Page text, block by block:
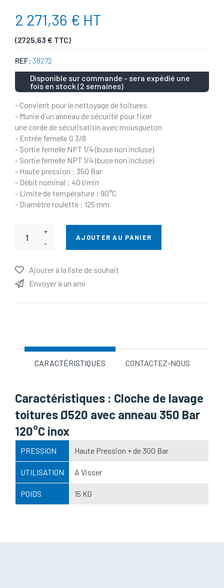
2 271,36 € HT
(2725,63 € TTC)
REF: 38272
Disponible sur commande - sera expédié une
fois en stock (2 semaines)
- Convient pour le nettoyage de toitures
- Munie d'un anneau de sécurité pour fixer
une corde de sécurisation avec mousqueton
- Entrée femelle G 3/8
- Sortie femelle NPT 1/4 (buse non incluse)
- Sortie femelle NPT 1/4 (buse non incluse)
- Haute pression : 350 Bar
- Débit nominal : 40 l/min
- Limite de température : 90°C
- Diamètre roulette : 125 mm
+
-
AJOUTER AU PANIER
Ajouter à la liste de souhait
Envoyer à un ami
CARACTÉRISTIQUES CONTACTEZ-NOUS
Caractéristiques : Cloche de lavage
toitures Ø520 avec anneau 350 Bar
120°C inox
PRESSION Haute Pression + de 300 Bar
UTILISATION A Visser
POIDS 15 KG